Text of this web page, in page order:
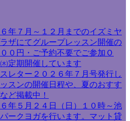
年７月～１２月までのイズミヤ
ザにてグループレッスン開催の
０円・ご予約不要でご参加Ｏ
定期開催しています
レター２０２６年７月号発行し
スンの開催日程や、夏のおすす
ど掲載中！
年５月２４日（日）１０時～池
ークヨガを行います。マット貸